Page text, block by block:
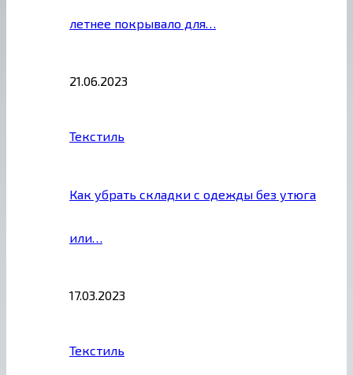
летнее покрывало для…
21.06.2023
Текстиль
Как убрать складки с одежды без утюга
или…
17.03.2023
Текстиль